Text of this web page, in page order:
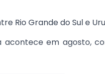
Rio Grande do Sul e
em agosto,